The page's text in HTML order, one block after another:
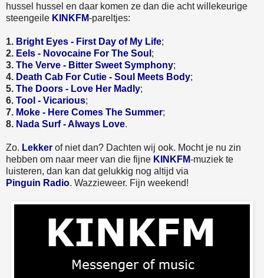
hussel hussel en daar komen ze dan die acht willekeurige
steengeile KINKFM-pareltjes:
1. Bright Eyes - First Day of My Life;
2. Eels - Novocaine For The Soul ;
3. The Verve - Bitter Sweet Symphony;
4. Death Cab For Cutie - Soul Meets Body;
5. The Doors - Love Her Madly;
6. Tool - Vicarious;
7. Moke - Here Comes The Summer;
8. Nada Surf - Always Love.
Zo. Lekker of niet dan? Dachten wij ook. Mocht je nu zin
hebben om naar meer van die fijne KINKFM-muziek te
luisteren, dan kan dat gelukkig nog altijd via
Pinguin Radio. Wazzieweer. Fijn weekend!